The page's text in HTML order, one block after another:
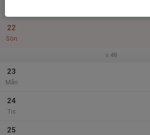
22
Sön
v.48
23
Mån
24
Tis
25